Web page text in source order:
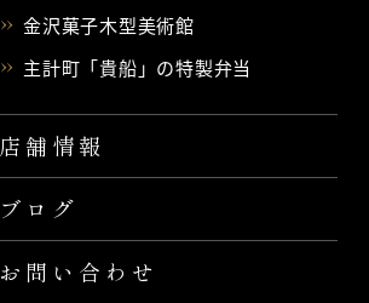
金沢菓子木型美術館
主計町「貴船」の特製弁当
店舗情報
ブログ
お問い合わせ